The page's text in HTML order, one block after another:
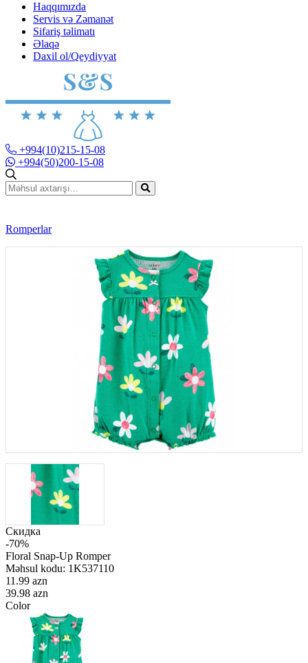
Haqqımızda
Servis və Zəmanət
Sifariş təlimatı
Əlaqə
Daxil ol/Qeydiyyat
+994(10)215-15-08
+994(50)200-15-08
Romperlar
Скидка
-70%
Floral Snap-Up Romper
Məhsul kodu: 1K537110
11.99 azn
39.98 azn
Color